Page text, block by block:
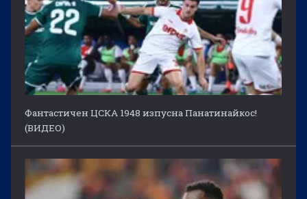
Фантастичен ЦСКА 1948 изпусна Панатинайкос!
(ВИДЕО)